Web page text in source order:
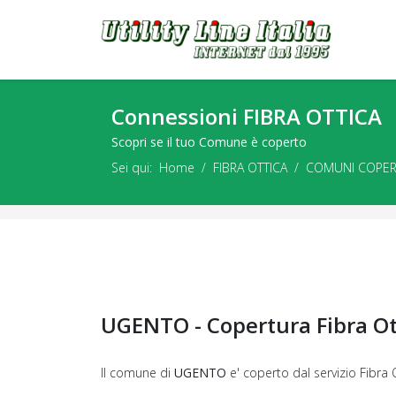
Connessioni FIBRA OTTICA
Scopri se il tuo Comune è coperto
Sei qui: Home FIBRA OTTICA COMUNI
UGENTO - Copertura Fibra
Il comune di UGENTO e' coperto dal servizio Fibra